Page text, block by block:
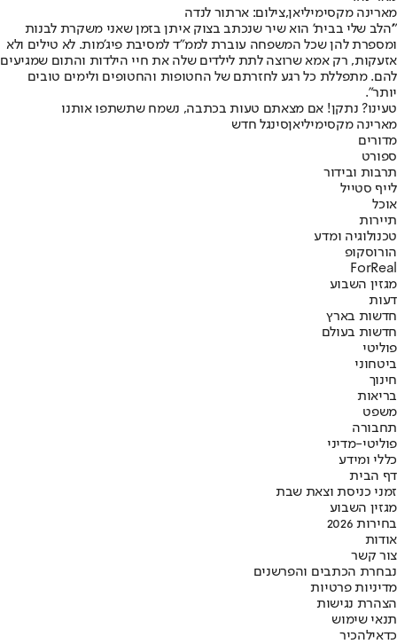
מארינה מקסימיליאן,צילום: ארתור לנדה
"'הלב שלי בבית' הוא שיר שנכתב בצוק איתן בזמן שאני משקרת לבנות
ומספרת להן שכל המשפחה עוברת לממ"ד למסיבת פיג'מות. לא טילים ולא
אזעקות, רק אמא שרוצה לתת לילדים שלה את חיי הילדות והתום שמגיעים
להם. מתפללת כל רגע לחזרתם של החטופות והחטופים ולימים טובים
יותר".
טעינו? נתקן! אם מצאתם טעות בכתבה, נשמח שתשתפו אותנו
מארינה מקסימיליאןסינגל חדש
מדורים
ספורט
תרבות ובידור
לייף סטייל
אוכל
תיירות
טכנולוגיה ומדע
הורוסקופ
ForReal
מגזין השבוע
דעות
חדשות בארץ
חדשות בעולם
פוליטי
ביטחוני
חינוך
בריאות
משפט
תחבורה
פוליטי-מדיני
כללי ומידע
דף הבית
זמני כניסת וצאת שבת
מגזין השבוע
בחירות 2026
אודות
צור קשר
נבחרת הכתבים והפרשנים
מדיניות פרטיות
הצהרת נגישות
תנאי שימוש
כדאילהכיר